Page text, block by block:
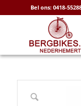
Bel ons: 0418-